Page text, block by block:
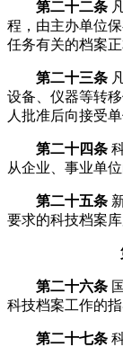
第二十二条
程，由主办单位
任务有关的档案
第二十三条
设备、仪器等转
人批准后向接受
第二十四条
从企业、事业单
第二十五条
要求的科技档案库
第二十六条
科技档案工作的
第二十七条